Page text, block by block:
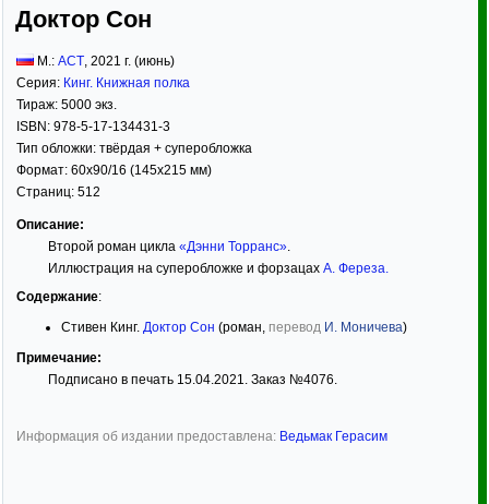
Доктор Сон
М.: АСТ, 2021 г. (июнь)
Серия: Кинг. Книжная полка
Тираж: 5000 экз.
ISBN: 978-5-17-134431-3
Тип обложки: твёрдая + суперобложка
Формат: 60x90/16 (145x215 мм)
Страниц: 512
Описание:
Второй роман цикла «Дэнни Торранс».
Иллюстрация на суперобложке и форзацах А. Фереза.
Содержание:
Стивен Кинг. Доктор Сон (роман, перевод И. Моничева)
Примечание:
Подписано в печать 15.04.2021. Заказ №4076.
Информация об издании предоставлена: Ведьмак Герасим